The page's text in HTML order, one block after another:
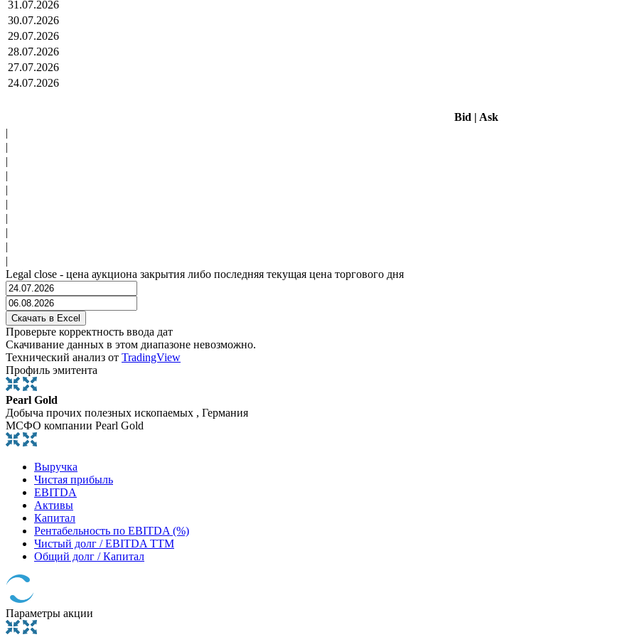
31.07.2026
30.07.2026
29.07.2026
28.07.2026
27.07.2026
24.07.2026
Bid | Ask
|
|
|
|
|
|
|
|
|
|
Legal close - цена аукциона закрытия либо последняя текущая цена торгового дня
Проверьте корректность ввода дат
Скачивание данных в этом диапазоне невозможно.
Технический анализ от TradingView
Профиль эмитента
Pearl Gold
Добыча прочих полезных ископаемых , Германия
МСФО компании Pearl Gold
Выручка
Чистая прибыль
EBITDA
Активы
Капитал
Рентабельность по EBITDA (%)
Чистый долг / EBITDA TTM
Общий долг / Капитал
Параметры акции